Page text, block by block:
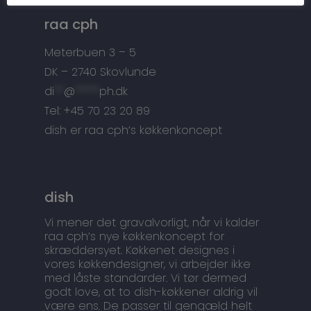
raa cph
Meterbuen 3 – 5
DK – 2740 Skovlunde
di
@
ph.dk
Tel: +45 70 23 20 89
dish er raa cph’s køkkenkoncept
dish
Vi mener det gravalvorligt, når vi kalder
raa cph’s nye køkkenkoncept for
skræddersyet. Køkkenet designes i
vores køkkendesigner, vi arbejder ikke
med låste standarder. Vi tør dermed
godt love, at to dish-køkkener aldrig vil
være ens. De passer til gengæld helt